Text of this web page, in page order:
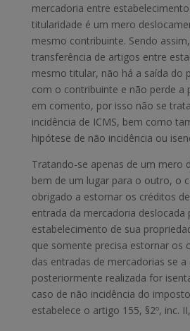
mercadoria entre
titularidade é um mero
mesmo contribuinte. Sendo
transferência de artigos entre
mesmo titular, não há a saída do
com o contribuinte e não perde a
em comento, por isso não se
incidência de ICMS, bem como
hipótese de não incidência ou
Tratando-se apenas de um mero
bem de um lugar para o outro, o
obrigado a estornar os créditos
entrada da mercadoria deslocada
estabelecimento de sua
que somente precisa estornar os
das entradas de mercadorias se
posteriormente realizada for
caso de não incidência do
estabelece o artigo 155, §2º, inc. II,